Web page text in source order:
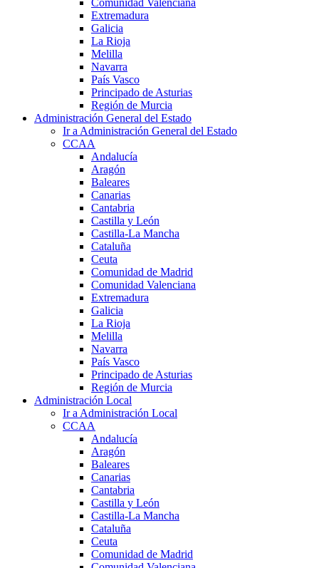
Extremadura
Galicia
La Rioja
Melilla
Navarra
País Vasco
Principado de Asturias
Región de Murcia
Administración General del Estado
Ir a Administración General del Estado
CCAA
Andalucía
Aragón
Baleares
Canarias
Cantabria
Castilla y León
Castilla-La Mancha
Cataluña
Ceuta
Comunidad de Madrid
Comunidad Valenciana
Extremadura
Galicia
La Rioja
Melilla
Navarra
País Vasco
Principado de Asturias
Región de Murcia
Administración Local
Ir a Administración Local
CCAA
Andalucía
Aragón
Baleares
Canarias
Cantabria
Castilla y León
Castilla-La Mancha
Cataluña
Ceuta
Comunidad de Madrid